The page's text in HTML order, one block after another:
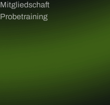
Mitgliedschaft
Probetraining